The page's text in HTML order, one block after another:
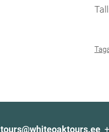
tours@whiteoaktours.ee